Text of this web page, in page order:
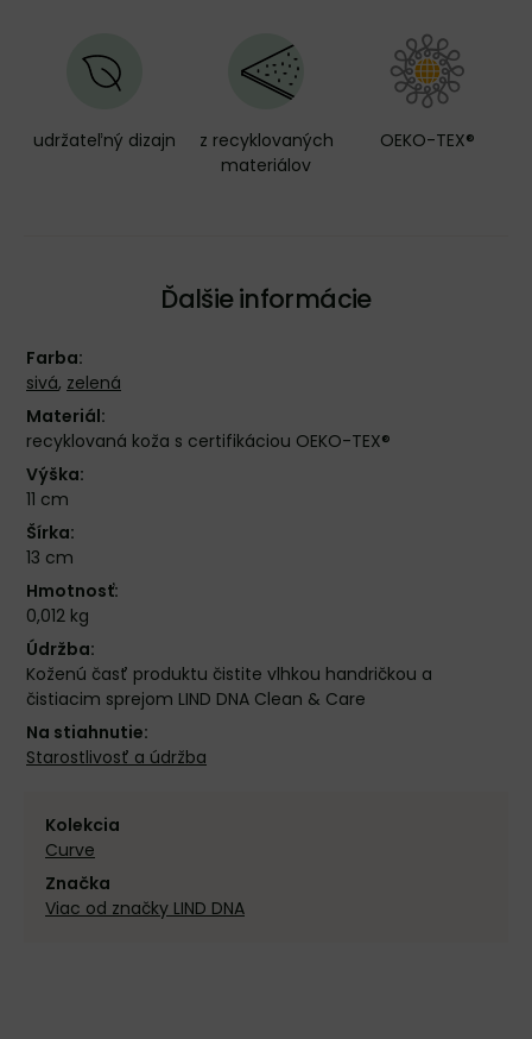
udržateľný dizajn
z recyklovaných
materiálov
OEKO-TEX®
Ďalšie informácie
Farba:
sivá, zelená
Materiál:
recyklovaná koža s certifikáciou OEKO-TEX®
Výška:
11 cm
Šírka:
13 cm
Hmotnosť:
0,012 kg
Údržba:
Koženú časť produktu čistite vlhkou handričkou a
čistiacim sprejom LIND DNA Clean & Care
Na stiahnutie:
Starostlivosť a údržba
Kolekcia
Curve
Značka
Viac od značky LIND DNA